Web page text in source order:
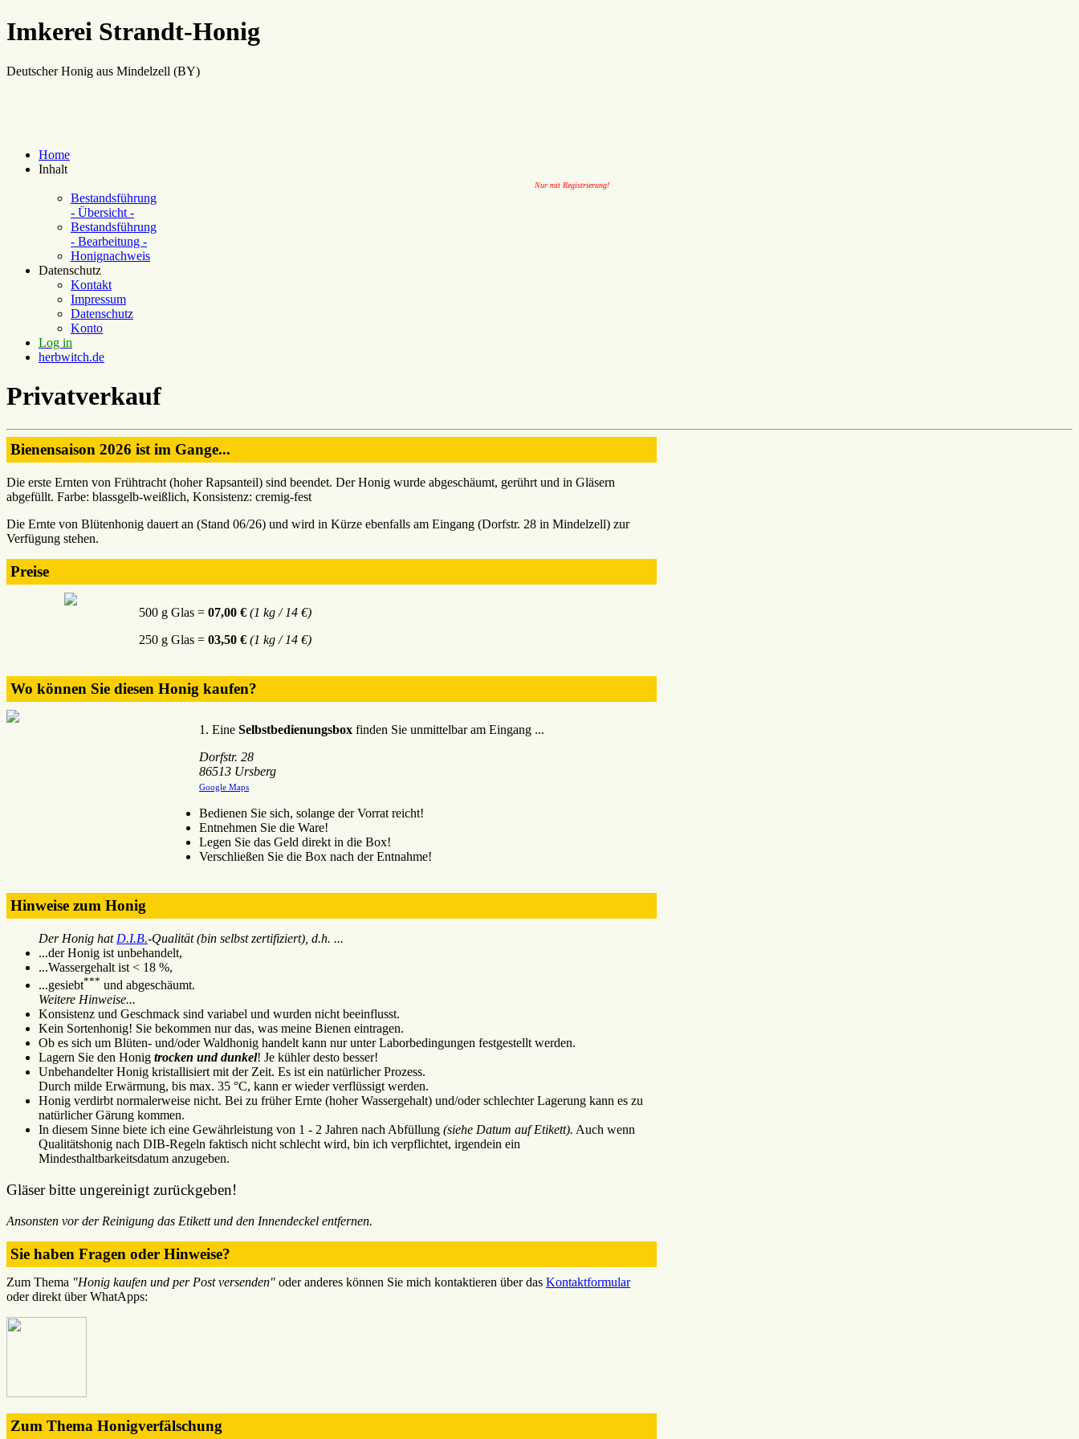
Imkerei Strandt-Honig
Deutscher Honig aus Mindelzell (BY)
Home
Inhalt
Nur mit Registrierung!
Bestandsführung
- Übersicht -
Bestandsführung
- Bearbeitung -
Honignachweis
Datenschutz
Kontakt
Impressum
Datenschutz
Konto
Log in
herbwitch.de
Privatverkauf
Bienensaison 2026 ist im Gange...
Die erste Ernten von Frühtracht (hoher Rapsanteil) sind beendet. Der Honig wurde abgeschäumt, gerührt und in Gläsern
abgefüllt. Farbe: blassgelb-weißlich, Konsistenz: cremig-fest
Die Ernte von Blütenhonig dauert an (Stand 06/26) und wird in Kürze ebenfalls am Eingang (Dorfstr. 28 in Mindelzell) zur
Verfügung stehen.
Preise
500 g Glas = 07,00 € (1 kg / 14 €)
250 g Glas = 03,50 € (1 kg / 14 €)
Wo können Sie diesen Honig kaufen?
1. Eine Selbstbedienungsbox finden Sie unmittelbar am Eingang ...
Dorfstr. 28
86513 Ursberg
Google Maps
Bedienen Sie sich, solange der Vorrat reicht!
Entnehmen Sie die Ware!
Legen Sie das Geld direkt in die Box!
Verschließen Sie die Box nach der Entnahme!
Hinweise zum Honig
Der Honig hat D.I.B.-Qualität (bin selbst zertifiziert), d.h. ...
...der Honig ist unbehandelt,
...Wassergehalt ist < 18 %,
...gesiebt*** und abgeschäumt.
Weitere Hinweise...
Konsistenz und Geschmack sind variabel und wurden nicht beeinflusst.
Kein Sortenhonig! Sie bekommen nur das, was meine Bienen eintragen.
Ob es sich um Blüten- und/oder Waldhonig handelt kann nur unter Laborbedingungen festgestellt werden.
Lagern Sie den Honig trocken und dunkel! Je kühler desto besser!
Unbehandelter Honig kristallisiert mit der Zeit. Es ist ein natürlicher Prozess.
Durch milde Erwärmung, bis max. 35 °C, kann er wieder verflüssigt werden.
Honig verdirbt normalerweise nicht. Bei zu früher Ernte (hoher Wassergehalt) und/oder schlechter Lagerung kann es zu
natürlicher Gärung kommen.
In diesem Sinne biete ich eine Gewährleistung von 1 - 2 Jahren nach Abfüllung (siehe Datum auf Etikett). Auch wenn
Qualitätshonig nach DIB-Regeln faktisch nicht schlecht wird, bin ich verpflichtet, irgendein ein
Mindesthaltbarkeitsdatum anzugeben.
Gläser bitte ungereinigt zurückgeben!
Ansonsten vor der Reinigung das Etikett und den Innendeckel entfernen.
Sie haben Fragen oder Hinweise?
Zum Thema "Honig kaufen und per Post versenden" oder anderes können Sie mich kontaktieren über das Kontaktformular
oder direkt über WhatApps:
Zum Thema Honigverfälschung